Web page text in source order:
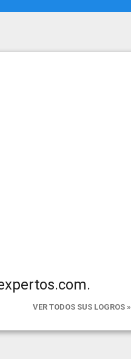
VER TODOS SUS LOGROS »